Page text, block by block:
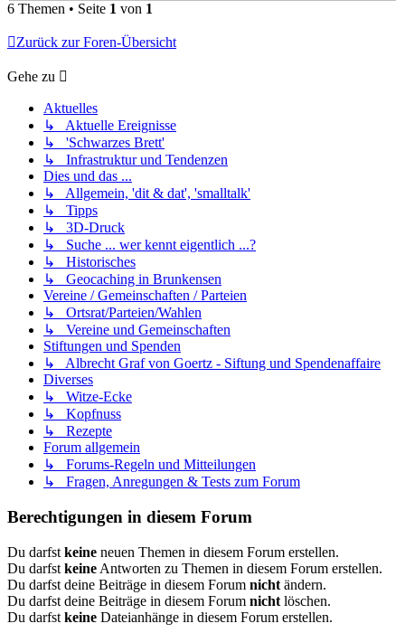
6 Themen • Seite 1 von 1
Zurück zur Foren-Übersicht
Gehe zu
Aktuelles
↳ Aktuelle Ereignisse
↳ 'Schwarzes Brett'
↳ Infrastruktur und Tendenzen
Dies und das ...
↳ Allgemein, 'dit & dat', 'smalltalk'
↳ Tipps
↳ 3D-Druck
↳ Suche ... wer kennt eigentlich ...?
↳ Historisches
↳ Geocaching in Brunkensen
Vereine / Gemeinschaften / Parteien
↳ Ortsrat/Parteien/Wahlen
↳ Vereine und Gemeinschaften
Stiftungen und Spenden
↳ Albrecht Graf von Goertz - Siftung und Spendenaffaire
Diverses
↳ Witze-Ecke
↳ Kopfnuss
↳ Rezepte
Forum allgemein
↳ Forums-Regeln und Mitteilungen
↳ Fragen, Anregungen & Tests zum Forum
Berechtigungen in diesem Forum
Du darfst keine neuen Themen in diesem Forum erstellen.
Du darfst keine Antworten zu Themen in diesem Forum erstellen.
Du darfst deine Beiträge in diesem Forum nicht ändern.
Du darfst deine Beiträge in diesem Forum nicht löschen.
Du darfst keine Dateianhänge in diesem Forum erstellen.